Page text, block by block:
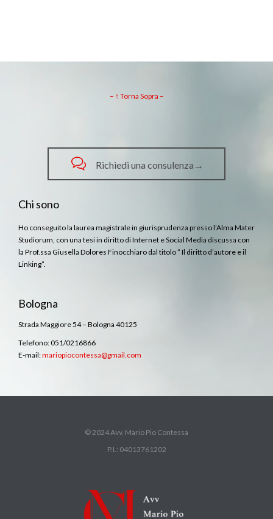
– ↑ Torna Sopra –
 Richiedi una consulenza→
Chi sono
Ho conseguito la laurea magistrale in giurisprudenza presso l’Alma Mater
Studiorum, con una tesi in diritto di Internet e Social Media discussa con
la Prof.ssa Giusella Dolores Finocchiaro dal titolo ” Il diritto d’autore e il
Linking”.
Bologna
Strada Maggiore 54 – Bologna 40125
Telefono: 051/0216866
E-mail:mariopiocontessa@gmail.com
© 2024 Avv. Mario Pio Contessa
P.I.: 04013761202